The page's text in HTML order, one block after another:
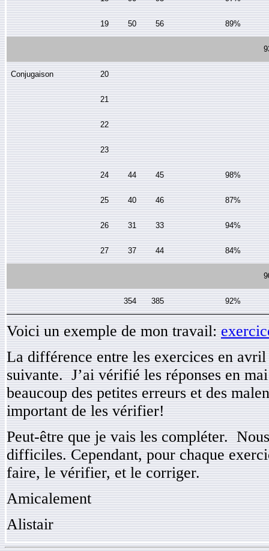
19 50 56 89%
Conjugaison 20
21
22
23
24 44 45 98%
25 40 46 87%
26 31 33 94%
27 37 44 84%
354 385 92%
Voici un exemple de mon travail:
La différence entre les exercices en
suivante. J’ai vérifié les réponses en
beaucoup des petites erreurs et des
important de les vérifier!
Peut-être que je vais les compléter.
difficiles. Cependant, pour chaque
faire, le vérifier, et le corriger.
Amicalement
Alistair